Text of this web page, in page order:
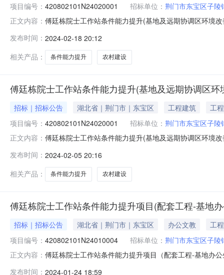
项目编号： 420802101N24020001 招标单位： 荆门市东宝区子陵
正文内容： 傅廷栋院士工作站条件能力提升(基地及远期协调区环境
2024-02-01产权类型：小型工程建设单位：荆门市东宝
外绿化、边
发布时间： 2024-02-18 20:12
相关产品：
条件能力提升 农村建设
傅廷栋院士工作站条件能力提升(基地及远期协调区环
招标｜招标公告 湖北省｜荆门市｜东宝区 工程建筑
工程
项目编号： 420802101N24020001 招标单位： 荆门市东宝区子陵
正文内容： 傅廷栋院士工作站条件能力提升(基地及远期协调区环境
漳河新区顺泉路荆翰苑智园北门商铺6-202）交易开始时
发布时间： 2024-02-05 20:16
相关产品：
条件能力提升 农村建设
傅廷栋院士工作站条件能力提升项目(配套工程-基地
招标｜招标公告 湖北省｜荆门市｜东宝区 办公文教
工程
项目编号： 420802101N24010004 招标单位： 荆门市东宝区子陵
正文内容： 傅廷栋院士工作站条件能力提升项目（配套工程-基地办
发布时间： 2024-01-24 18:59